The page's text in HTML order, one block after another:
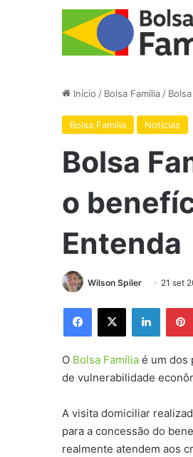
Início / Bolsa Família /
Bolsa Família Notícias
Bolsa
o
Entenda
Wilson Spiler 21 set
Facebook
X
O Bolsa Família é um dos
de vulnerabilidade
A visita domiciliar
para a concessão do
realmente atendem aos